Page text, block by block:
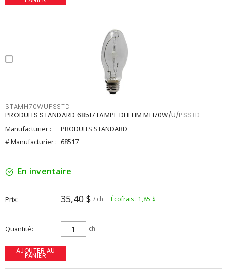
STAMH70WUPSSTD
PRODUITS STANDARD 68517 LAMPE DHI HM MH70W/U/PSSTD
Manufacturier :
PRODUITS STANDARD
# Manufacturier : 68517
En inventaire
Prix 35,40 $ / ch Écofrais : 1,85 $
Quantité ch
AJOUTER AU
PANIER